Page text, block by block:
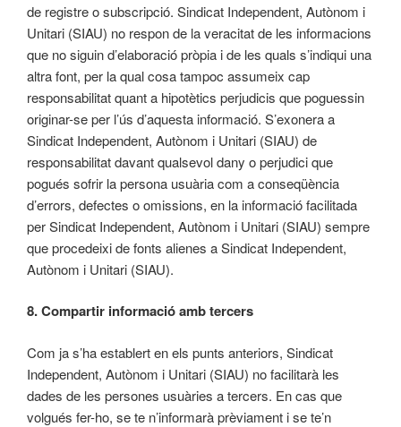
de registre o subscripció. Sindicat Independent, Autònom i
Unitari (SIAU) no respon de la veracitat de les informacions
que no siguin d’elaboració pròpia i de les quals s’indiqui una
altra font, per la qual cosa tampoc assumeix cap
responsabilitat quant a hipotètics perjudicis que poguessin
originar-se per l’ús d’aquesta informació. S’exonera a
Sindicat Independent, Autònom i Unitari (SIAU) de
responsabilitat davant qualsevol dany o perjudici que
pogués sofrir la persona usuària com a conseqüència
d’errors, defectes o omissions, en la informació facilitada
per Sindicat Independent, Autònom i Unitari (SIAU) sempre
que procedeixi de fonts alienes a Sindicat Independent,
Autònom i Unitari (SIAU).
8. Compartir informació amb tercers
Com ja s’ha establert en els punts anteriors, Sindicat
Independent, Autònom i Unitari (SIAU) no facilitarà les
dades de les persones usuàries a tercers. En cas que
volgués fer-ho, se te n’informarà prèviament i se te’n